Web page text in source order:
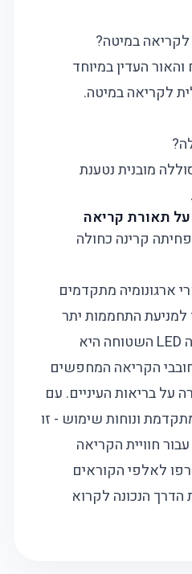
במיטה?
העדין במיוחד
לקריאה במיטה.
מובנית נטענת
קרינה כחולה
ארגונומיה מתקדמים
למניעת התחממות יתר
לסיכום, תאורת הקריאה LED השטוחה היא
הקריאה המחפשים
על בריאות העיניים. עם
ונוחות שימוש - זו
חוויית הקריאה
לאלפי הקוראים
הנכונה לקרוא